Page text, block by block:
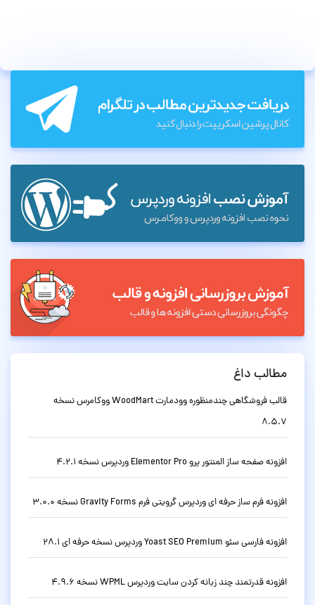
مطالب داغ
قالب فروشگاهی چندمنظوره وودمارت WoodMart ووکامرس نسخه
8.5.7
افزونه صفحه ساز المنتور پرو Elementor Pro وردپرس نسخه 4.2.1
افزونه فرم ساز حرفه ای وردپرس گرویتی فرم Gravity Forms نسخه 3.0.0
افزونه فارسی سئو Yoast SEO Premium وردپرس نسخه حرفه ای 28.1
افزونه قدرتمند چند زبانه کردن سایت وردپرس WPML نسخه 4.9.6